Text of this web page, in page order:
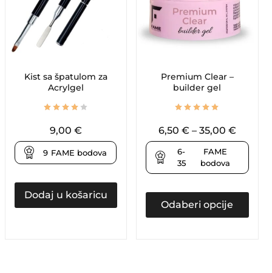
Kist sa špatulom za
Acrylgel
9,00 €
9 FAME bodova
Dodaj u košaricu
Premium Clear –
builder gel
6,50 € – 35,00 €
6-
35
FAME
bodova
Odaberi opcije